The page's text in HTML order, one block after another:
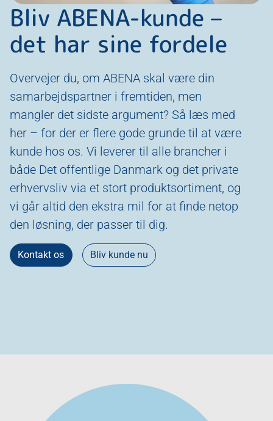
Bliv ABENA-kunde –
det har sine fordele
Overvejer du, om ABENA skal være din
samarbejdspartner i fremtiden, men
mangler det sidste argument? Så læs med
her – for der er flere gode grunde til at være
kunde hos os. Vi leverer til alle brancher i
både Det offentlige Danmark og det private
erhvervsliv via et stort produktsortiment, og
vi går altid den ekstra mil for at finde netop
den løsning, der passer til dig.
Kontakt os Bliv kunde nu